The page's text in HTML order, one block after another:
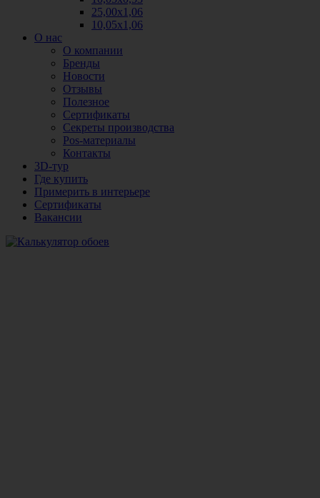
25,00х1,06
10,05х1,06
О нас
О компании
Бренды
Новости
Отзывы
Полезное
Сертификаты
Секреты производства
Pos-материалы
Контакты
3D-тур
Где купить
Примерить в интерьере
Сертификаты
Вакансии